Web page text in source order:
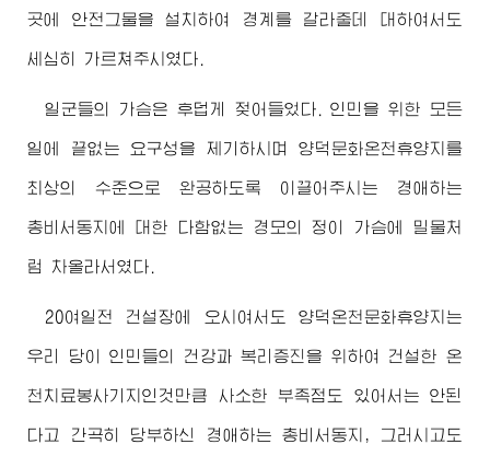
곳에 안전그물을 설치하여 경계를 갈라줄데 대하여서도
세심히 가르쳐주시였다.
일군들의 가슴은 후덥게 젖어들었다. 인민을 위한 모든
일에 끝없는 요구성을 제기하시며 양덕문화온천휴양지를
최상의 수준으로 완공하도록 이끌어주시는 경애하는
총비서동지 에 대한 다함없는 경모의 정이 가슴에 밀물처
럼 차올라서였다.
20여일전 건설장에 오시여서도 양덕온천문화휴양지는
우리 당이 인민들의 건강과 복리증진을 위하여 건설한 온
천치료봉사기지인것만큼 사소한 부족점도 있어서는 안된
다고 간곡히 당부하신 경애하는 총비서동지 , 그러시고도